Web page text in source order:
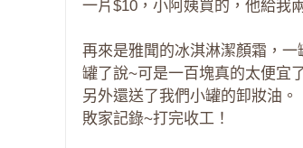
一片$10，小阿姨買的，他給我
再來是雅聞的冰淇淋潔顏霜，
罐了說~可是一百塊真的太便宜
另外還送了我們小罐的卸妝油。
敗家記錄~打完收工！